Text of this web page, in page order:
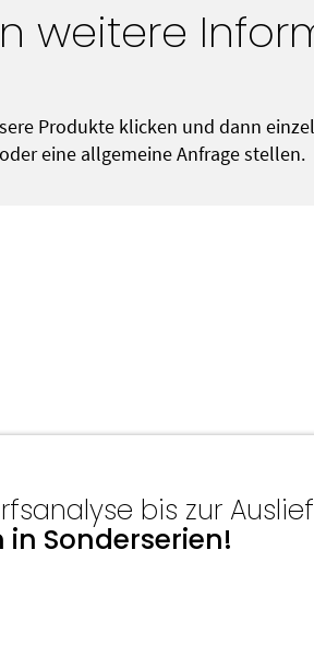
weitere
Produkte klicken und dann
eine allgemeine Anfrage stellen.
bis zur
in Sonderserien!